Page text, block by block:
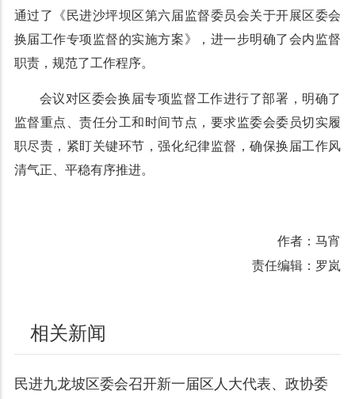
通过了《民进沙坪坝区第六届监督委员会关于开展区委会
换届工作专项监督的实施方案》，进一步明确了会内监督
职责，规范了工作程序。
会议对区委会换届专项监督工作进行了部署，明确了
监督重点、责任分工和时间节点，要求监委会委员切实履
职尽责，紧盯关键环节，强化纪律监督，确保换届工作风
清气正、平稳有序推进。
作者：马宵
责任编辑：罗岚
相关新闻
民进九龙坡区委会召开新一届区人大代表、政协委